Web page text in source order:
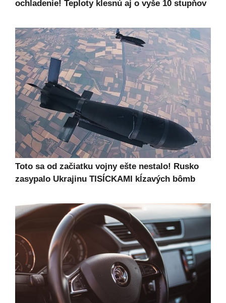
ochladenie! Teploty klesnú aj o vyše 10 stupňov
Toto sa od začiatku vojny ešte nestalo! Rusko
zasypalo Ukrajinu TISÍCKAMI kĺzavých bômb